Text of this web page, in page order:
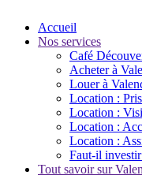
Accueil
Nos services
Café
Acheter à
Louer à
Location :
Location :
Location :
Location :
Faut-il
Tout savoir sur